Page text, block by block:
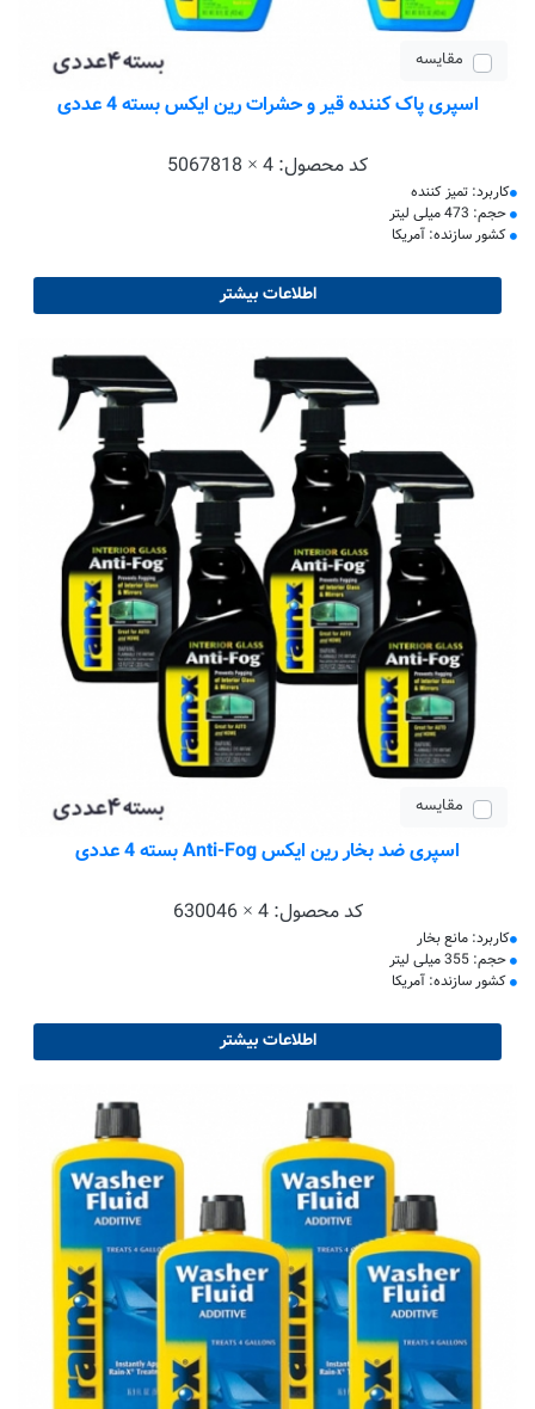
مقایسه
اسپری پاک کننده قیر و حشرات رین ایکس بسته 4 عددی
کد محصول: 5067818 × 4
کاربرد: تمیز کننده
حجم: 473 میلی لیتر
کشور سازنده: آمریکا
اطلاعات بیشتر
مقایسه
اسپری ضد بخار رین ایکس Anti-Fog بسته 4 عددی
کد محصول:630046 × 4
کاربرد: مانع بخار
حجم: 355 میلی لیتر
کشور سازنده: آمریکا
اطلاعات بیشتر